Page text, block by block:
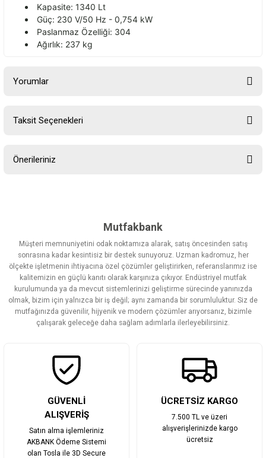
Kapasite: 1340 Lt
Güç: 230 V/50 Hz - 0,754 kW
Paslanmaz Özelliği: 304
Ağırlık: 237 kg
Yorumlar
Taksit Seçenekleri
Önerileriniz
Görüş ve önerileriniz için teşekkür ederiz.
Ürün resmi kalitesiz, bozuk veya görüntülenemiyor.
Ürün açıklamasında eksik bilgiler bulunuyor.
Ürün bilgilerinde hatalar bulunuyor.
Ürün fiyatı diğer sitelerden daha pahalı.
Bu ürüne benzer farklı alternatifler olmalı.
Mutfakbank
Müşteri memnuniyetini odak noktamıza alarak, satış öncesinden satış
sonrasına kadar kesintisiz bir destek sunuyoruz. Uzman kadromuz, her
ölçekte işletmenin ihtiyacına özel çözümler geliştirirken, referanslarımız ise
kalitemizin en güçlü kanıtı olarak karşınıza çıkıyor. Endüstriyel mutfak
kurulumunda ya da mevcut sistemlerinizi geliştirme sürecinde yanınızda
olmak, bizim için yalnızca bir iş değil; aynı zamanda bir sorumluluktur. Siz de
mutfağınızda güvenilir, hijyenik ve modern çözümler arıyorsanız, bizimle
çalışarak geleceğe daha sağlam adımlarla ilerleyebilirsiniz.
GÜVENLİ
ALIŞVERİŞ
Satın alma işlemleriniz
AKBANK Ödeme Sistemi
olan Tosla ile 3D Secure
ÜCRETSİZ KARGO
7.500 TL ve üzeri
alışverişlerinizde kargo
ücretsiz